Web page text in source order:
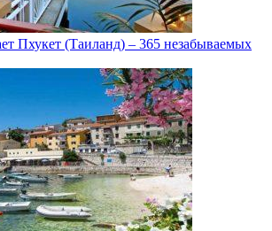
Пхукет (Таиланд) – 365 незабываемых